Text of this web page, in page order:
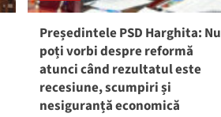
Președintele PSD Harghita: Nu
poți vorbi despre reformă
atunci când rezultatul este
recesiune, scumpiri și
nesiguranță economică